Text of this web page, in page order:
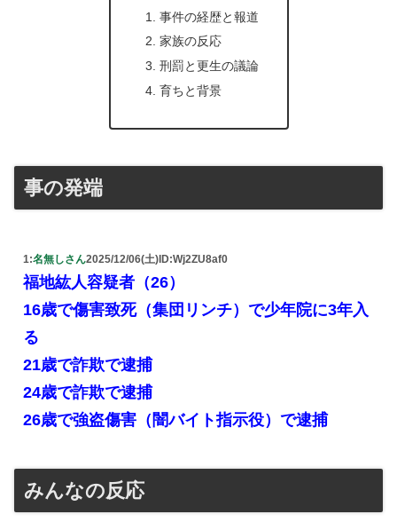
事件の経歴と報道
家族の反応
刑罰と更生の議論
育ちと背景
事の発端
1:名無しさん2025/12/06(土)ID:Wj2ZU8af0
福地紘人容疑者（26）
16歳で傷害致死（集団リンチ）で少年院に3年入
る
21歳で詐欺で逮捕
24歳で詐欺で逮捕
26歳で強盗傷害（闇バイト指示役）で逮捕
みんなの反応